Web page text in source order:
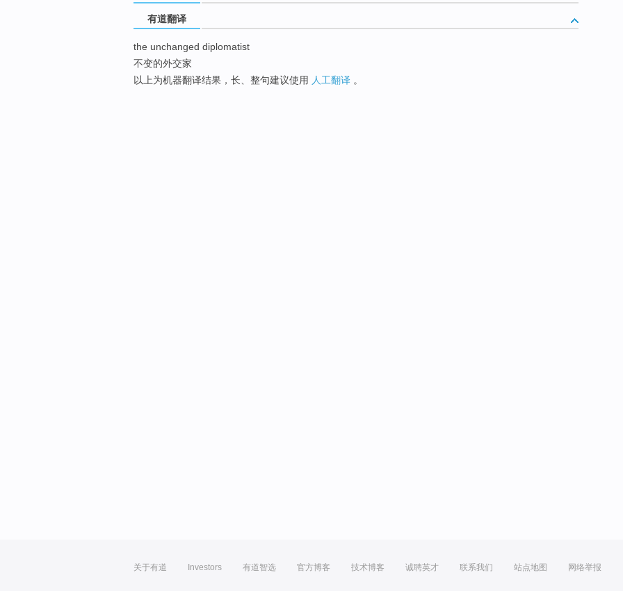
有道翻译
the unchanged diplomatist
不变的外交家
以上为机器翻译结果，长、整句建议使用 人工翻译 。
关于有道 Investors 有道智选 官方博客 技术博客 诚聘英才 联系我们 站点地图 网络举报